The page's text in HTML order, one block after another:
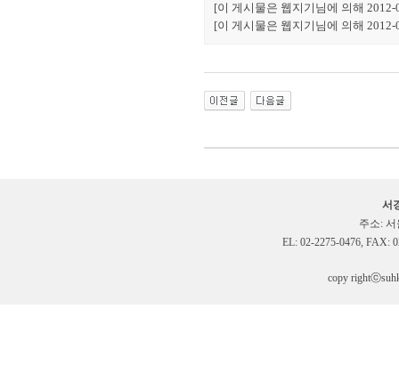
[이 게시물은 웹지기님에 의해
[이 게시물은 웹지기님에 의해
서
주소:
EL: 02-2275-0476, FAX:
copy